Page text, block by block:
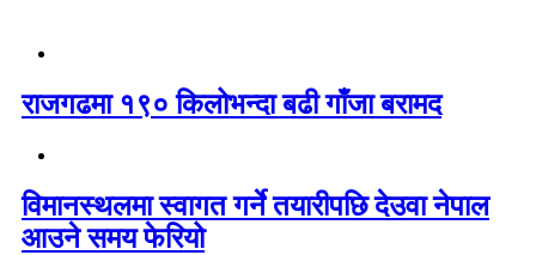
राजगढमा १९० किलोभन्दा बढी गाँजा बरामद
विमानस्थलमा स्वागत गर्ने तयारीपछि देउवा नेपाल
आउने समय फेरियो